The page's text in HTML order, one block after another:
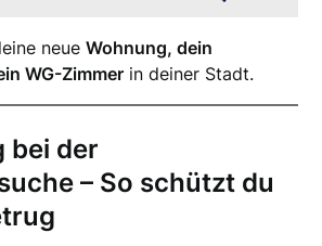
neueWohnung, dein
WG-Zimmer in deiner Stadt.
bei der
– So schützt du